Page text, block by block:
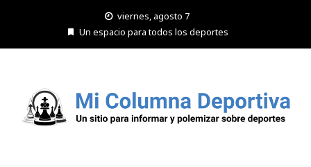
viernes, agosto 7
Un espacio para todos los deportes